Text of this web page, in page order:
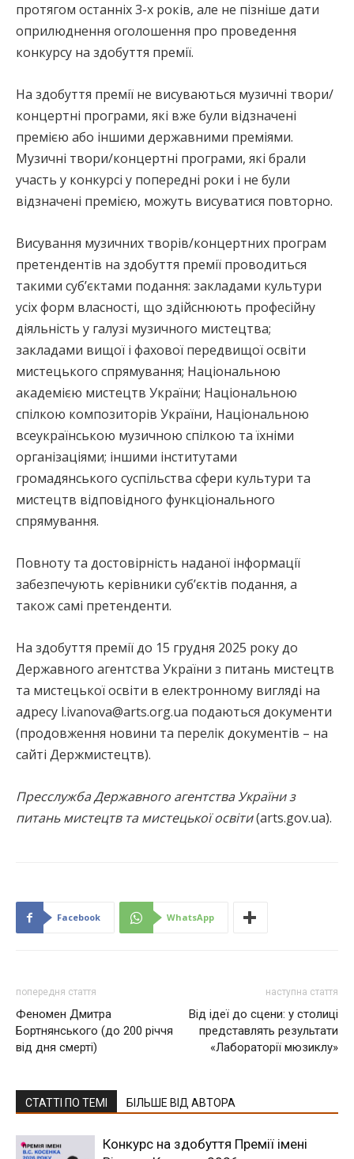
протягом останніх 3-х років, але не пізніше дати
оприлюднення оголошення про проведення
конкурсу на здобуття премії.
На здобуття премії не висуваються музичні твори/
концертні програми, які вже були відзначені
премією або іншими державними преміями.
Музичні твори/концертні програми, які брали
участь у конкурсі у попередні роки і не були
відзначені премією, можуть висуватися повторно.
Висування музичних творів/концертних програм
претендентів на здобуття премії проводиться
такими суб’єктами подання: закладами культури
усіх форм власності, що здійснюють професійну
діяльність у галузі музичного мистецтва;
закладами вищої і фахової передвищої освіти
мистецького спрямування; Національною
академією мистецтв України; Національною
спілкою композиторів України, Національною
всеукраїнською музичною спілкою та їхніми
організаціями; іншими інститутами
громадянського суспільства сфери культури та
мистецтв відповідного функціонального
спрямування.
Повноту та достовірність наданої інформації
забезпечують керівники суб’єктів подання, а
також самі претенденти.
На здобуття премії до 15 грудня 2025 року до
Державного агентства України з питань мистецтв
та мистецької освіти в електронному вигляді на
адресу l.ivanova@arts.org.ua подаються документи
(продовження новини та перелік документів – на
сайті Держмистецтв).
Пресслужба Державного агентства України з
питань мистецтв та мистецької освіти(arts.gov.ua).
Facebook WhatsApp
попередня стаття
Феномен Дмитра
Бортнянського (до 200 річчя
від дня смерті)
наступна стаття
Від ідеї до сцени: у столиці
представлять результати
«Лабораторії мюзиклу»
СТАТТІ ПО ТЕМІ БІЛЬШЕ ВІД АВТОРА
Конкурс на здобуття Премії імені